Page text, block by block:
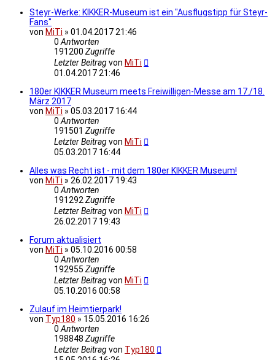
Steyr-Werke: KIKKER-Museum ist ein "Ausflugstipp für Steyr-
Fans"
von MiTi » 01.04.2017 21:46
0Antworten
191200 Zugriffe
Letzter Beitragvon MiTi
01.04.2017 21:46
180er KIKKER Museum meets Freiwilligen-Messe am 17./18.
März 2017
von MiTi » 05.03.2017 16:44
0Antworten
191501 Zugriffe
Letzter Beitragvon MiTi
05.03.2017 16:44
Alles was Recht ist - mit dem 180er KIKKER Museum!
von MiTi » 26.02.2017 19:43
0Antworten
191292Zugriffe
Letzter Beitragvon MiTi
26.02.2017 19:43
Forum aktualisiert
von MiTi » 05.10.2016 00:58
0Antworten
192955 Zugriffe
Letzter Beitragvon MiTi
05.10.2016 00:58
Zulauf im Heimtierpark!
von Typ180 » 15.05.2016 16:26
0Antworten
198848 Zugriffe
Letzter Beitragvon Typ180